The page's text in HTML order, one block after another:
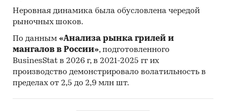
Неровная динамика была обусловлена чередой
рыночных шоков.
По данным «Анализа рынка грилей и
мангалов в России», подготовленного
BusinesStat в 2026 г, в 2021-2025 гг их
производство демонстрировало волатильность в
пределах от 2,5 до 2,9 млн шт.